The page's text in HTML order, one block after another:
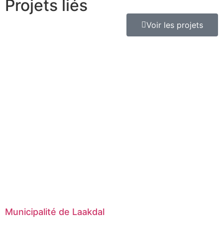
Projets liés
Voir les projets
Municipalité de Laakdal